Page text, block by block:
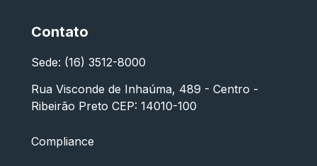
Contato
Sede: (16) 3512-8000
Rua Visconde de Inhaúma, 489 - Centro -
Ribeirão Preto CEP: 14010-100
Compliance